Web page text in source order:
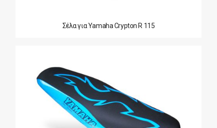
Σέλα για Yamaha Crypton R 115